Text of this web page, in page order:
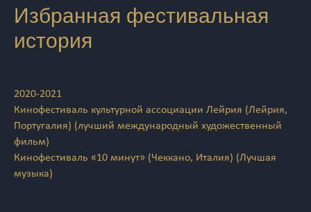
Избранная фестивальная
история
2020-2021
Кинофестиваль культурной ассоциации Лейрия (Лейрия,
Португалия) (лучший международный художественный
фильм)
Кинофестиваль «10 минут» (Чеккано, Италия) (Лучшая
музыка)